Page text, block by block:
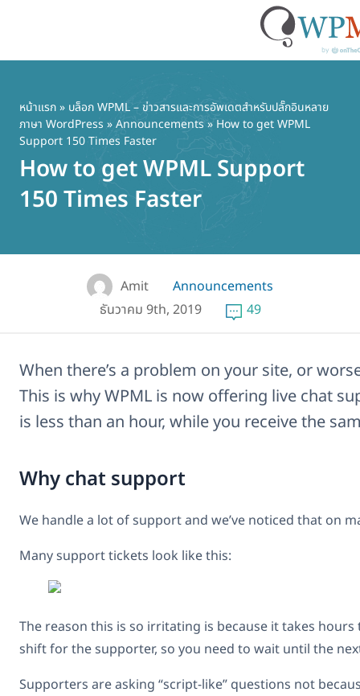
เนื้อหา
หลัก
หน้าแรก» บล็อก WPML – ข่าวสารและการอัพเดตสำหรับปลั๊กอินหลาย
ภาษา WordPress »Announcements» How to get WPML
Support 150 Times Faster
How to get WPML Support
150 Times Faster
Amit
Announcements
ธันวาคม 9th, 2019
49
When there’s a problem on your site, or
This is why WPML is now offering live chat
is less than an hour, while you receive the
Why chat support
We handle a lot of support and we’ve noticed that on
Many support tickets look like this:
The reason this is so irritating is because it takes
shift for the supporter, so you need to wait until the
Supporters are asking “script-like” questions not